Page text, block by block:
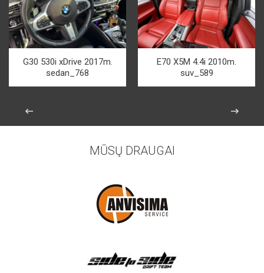
G30 530i xDrive 2017m.
sedan_768
E70 X5M 4.4i 2010m.
suv_589
MŪSŲ DRAUGAI